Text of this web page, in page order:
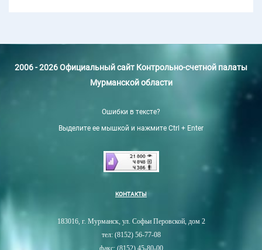
2006 - 2026 Официальный сайт Контрольно-счетной палаты
Мурманской области
Ошибки в тексте?
Выделите ее мышкой и нажмите Ctrl + Enter
КОНТАКТЫ
183016, г. Мурманск, ул. Софьи Перовской, дом 2
тел: (8152) 56-77-08